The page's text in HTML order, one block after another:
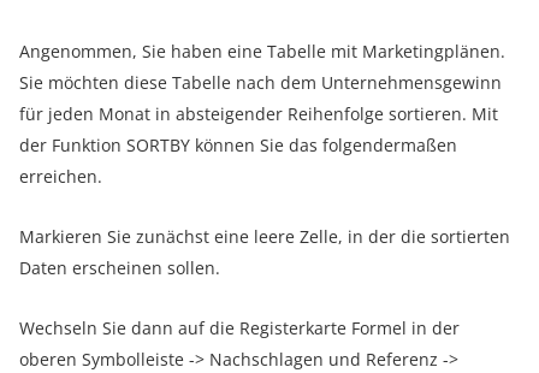
Angenommen, Sie haben eine Tabelle mit Marketingplänen.
Sie möchten diese Tabelle nach dem Unternehmensgewinn
für jeden Monat in absteigender Reihenfolge sortieren. Mit
der Funktion SORTBY können Sie das folgendermaßen
erreichen.
Markieren Sie zunächst eine leere Zelle, in der die sortierten
Daten erscheinen sollen.
Wechseln Sie dann auf die Registerkarte Formel in der
oberen Symbolleiste -> Nachschlagen und Referenz ->